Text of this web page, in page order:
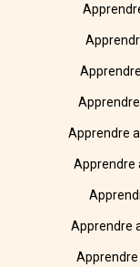
Apprendre
Apprendre
Apprendre
Apprendre